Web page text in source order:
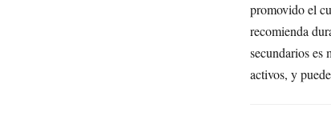
promovido el
recomienda
secundarios es
activos, y